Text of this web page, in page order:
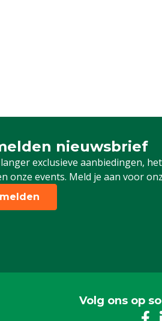
nieuwsbrief
exclusieve aanbiedingen,
onze events. Meld je aan voor
in voor onze nieuwsbrief
Volg ons op